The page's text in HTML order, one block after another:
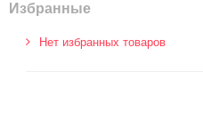
Избранные
Нет избранных товаров